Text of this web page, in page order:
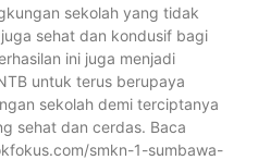
sekolah yang tidak
sehat dan kondusif bagi
ini juga menjadi
untuk terus berupaya
sekolah demi terciptanya
sehat dan cerdas. Baca
smkn-1-sumbawa-